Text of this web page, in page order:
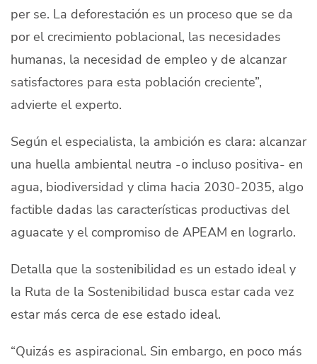
per se. La deforestación es un proceso que se da
por el crecimiento poblacional, las necesidades
humanas, la necesidad de empleo y de alcanzar
satisfactores para esta población creciente”,
advierte el experto.
Según el especialista, la ambición es clara: alcanzar
una huella ambiental neutra -o incluso positiva- en
agua, biodiversidad y clima hacia 2030-2035, algo
factible dadas las características productivas del
aguacate y el compromiso de APEAM en lograrlo.
Detalla que la sostenibilidad es un estado ideal y
la Ruta de la Sostenibilidad busca estar cada vez
estar más cerca de ese estado ideal.
“Quizás es aspiracional. Sin embargo, en poco más